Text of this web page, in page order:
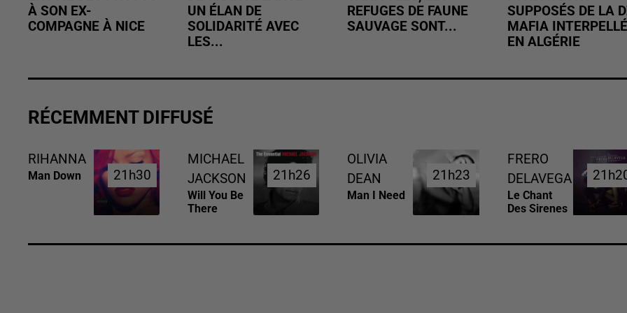
À SON EX-
COMPAGNE À NICE
UN ÉLAN DE
SOLIDARITÉ AVEC
LES...
REFUGES DE FAUNE
SAUVAGE SONT...
SUPPOSÉS DE LA
MAFIA INTERPELLÉ
EN ALGÉRIE
RÉCEMMENT DIFFUSÉ
RIHANNA
Man Down 21h30
21h30
MICHAEL
JACKSON
Will You Be
There
21h26
21h26
OLIVIA
DEAN
Man I Need
21h23
21h23
FRERO
DELAVEGA
Le Chant
Des Sirenes